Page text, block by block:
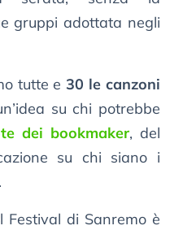
gruppi adottata negli
tutte e30 le canzoni
su chi potrebbe
dei bookmaker, del
su chi siano i
Festival di Sanremo è